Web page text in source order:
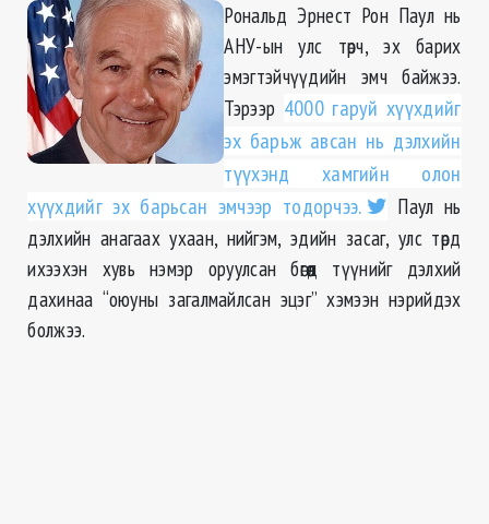
Рональд Эрнест Рон Паул нь
АНУ-ын улс төрч, эх барих
эмэгтэйчүүдийн эмч байжээ.
Тэрээр 4000 гаруй хүүхдийг
эх барьж авсан нь дэлхийн
түүхэнд хамгийн олон
хүүхдийг эх барьсан эмчээр тодорчээ.
Паул нь
дэлхийн анагаах ухаан, нийгэм, эдийн засаг, улс төрд
ихээхэн хувь нэмэр оруулсан бөгөөд түүнийг дэлхий
дахинаа “оюуны загалмайлсан эцэг” хэмээн нэрийдэх
болжээ.